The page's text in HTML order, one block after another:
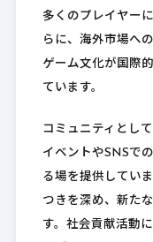
多くのプレイヤー
らに、海外市場へ
ゲーム文化が国際
ています。
コミュニティとし
イベントやSNSで
る場を提供してい
つきを深め、新た
す。社会貢献活動